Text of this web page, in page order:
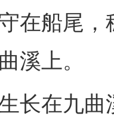
在船尾
溪上。
在九曲